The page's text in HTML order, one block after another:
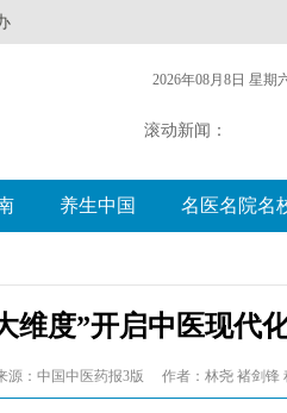
2026年08月8日 星期
滚动新闻：
养生中国 名医名院名
维度”开启中医现代
源：中国中医药报3版 作者：林尧 褚剑锋